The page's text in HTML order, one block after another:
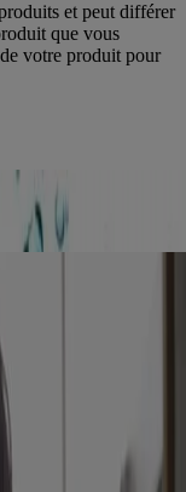
et peut différer
que vous
votre produit pour
de vitalité
d’apparence saine